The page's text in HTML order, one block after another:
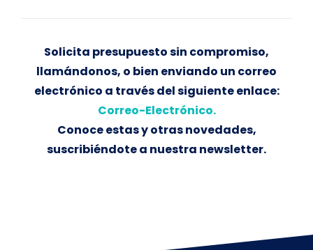
Solicita presupuesto sin compromiso,
llamándonos, o bien enviando un correo
electrónico a través del siguiente enlace:
Correo-Electrónico.
Conoce estas y otras novedades,
suscribiéndote a nuestra newsletter.